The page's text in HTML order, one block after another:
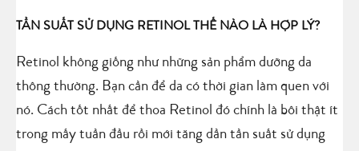
TẦN SUẤT SỬ DỤNG RETINOL THẾ NÀO LÀ HỢP LÝ?
Retinol không giống như những sản phẩm dưỡng da
thông thường. Bạn cần để da có thời gian làm quen với
nó. Cách tốt nhất để thoa Retinol đó chính là bôi thật ít
trong mấy tuần đầu rồi mới tăng dần tần suất sử dụng